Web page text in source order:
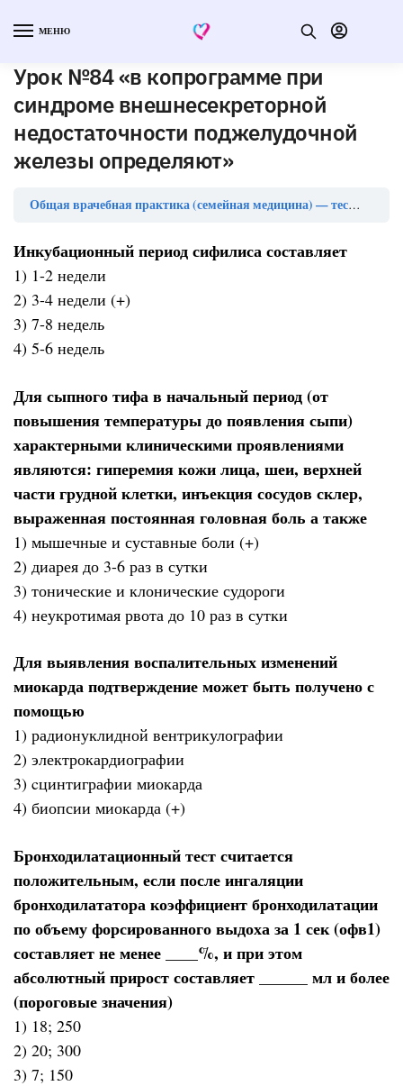
МЕНЮ
Урок №84 «в копрограмме при
синдроме внешнесекреторной
недостаточности поджелудочной
железы определяют»
Общая врачебная практика (семейная медицина) — тесты с ответами (ординатура)
Инкубационный период сифилиса составляет
1) 1-2 недели
2) 3-4 недели (+)
3) 7-8 недель
4) 5-6 недель
Для сыпного тифа в начальный период (от
повышения температуры до появления сыпи)
характерными клиническими проявлениями
являются: гиперемия кожи лица, шеи, верхней
части грудной клетки, инъекция сосудов склер,
выраженная постоянная головная боль а также
1) мышечные и суставные боли (+)
2) диарея до 3-6 раз в сутки
3) тонические и клонические судороги
4) неукротимая рвота до 10 раз в сутки
Для выявления воспалительных изменений
миокарда подтверждение может быть получено с
помощью
1) радионуклидной вентрикулографии
2) электрокардиографии
3) cцинтиграфии миокарда
4) биопсии миокарда (+)
Бронходилатационный тест считается
положительным, если после ингаляции
бронходилататора коэффициент бронходилатации
по объему форсированного выдоха за 1 сек (офв1)
составляет не менее ____%, и при этом
абсолютный прирост составляет ______ мл и более
(пороговые значения)
1) 18; 250
2) 20; 300
3) 7; 150